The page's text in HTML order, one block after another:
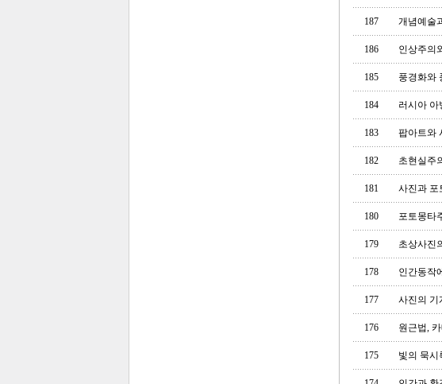
187 개념예술
186 인상주의
185 풍경화와
184 러시아 아
183 팝아트와
182 초현실주
181 사진과 포
180 포토몽타
179 초상사진
178 인간동작
177 사진의 기
176 원근법,
175 빛의 묵시